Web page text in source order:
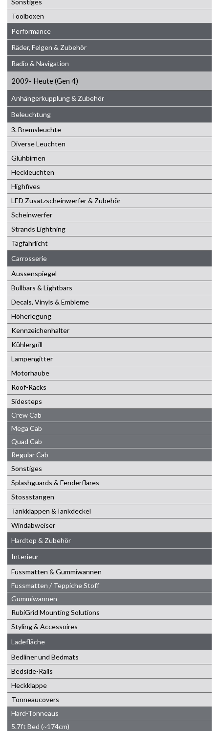
Sonstiges
Toolboxen
Performance
Räder, Felgen & Zubehör
Radio & Navigation
2009- Heute (Gen 4)
Anhängerkupplung & Zubehör
Beleuchtung
3. Bremsleuchte
Diverse Leuchten
Glühbirnen
Heckleuchten
Highfives
LED Zusatzscheinwerfer & Zubehör
Scheinwerfer
Strands Lightning
Tagfahrlicht
Carrosserie
Aussenspiegel
Bullbars & Lightbars
Decals, Vinyls & Embleme
Höherlegung
Kennzeichenhalter
Kühlergrill
Lampengitter
Motorhaube
Roof-Racks
Sidesteps
Crew Cab
Mega Cab
Quad Cab
Regular Cab
Sonstiges
Splashguards & Fenderflares
Stossstangen
Tankklappen &Tankdeckel
Windabweiser
Hardtop & Zubehör
Interieur
Fussmatten & Gummiwannen
Fussmatten / Teppiche Stoff
Gummiwannen
RubiGrid Mounting Solutions
Styling & Accessoires
Ladefläche
Bedliner und Bedmats
Bedside-Rails
Heckklappe
Tonneaucovers
Hard-Tonneaus
5.7ft Bed (~174cm)